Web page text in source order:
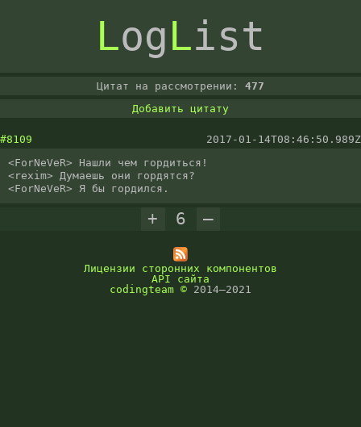
LogList
Цитат на рассмотрении: 477
Добавить цитату
#8109
2017-01-14T08:46:50.989Z
<ForNeVeR> Нашли чем гордиться!
<rexim> Думаешь они гордятся?
+ 6 –
Лицензии сторонних компонентов
API сайта
codingteam © 2014–2021